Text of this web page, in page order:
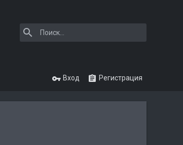
Вход Регистрация